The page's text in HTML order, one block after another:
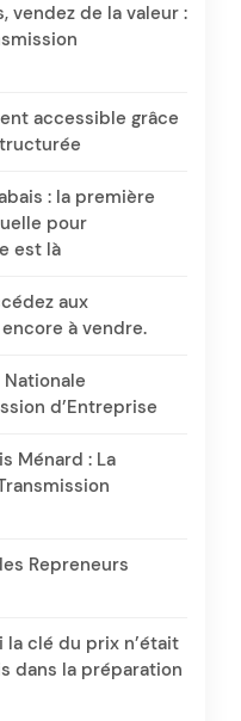
vendez de la valeur :
accessible grâce
: la première
pour
est là
aux
à vendre.
d’Entreprise
Ménard : La
Repreneurs
clé du prix n’était
dans la préparation